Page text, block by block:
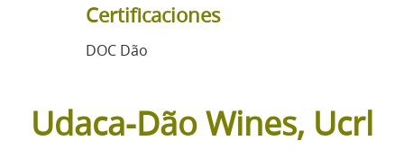
Certificaciones
DOC Dão
Udaca-Dão Wines, Ucrl